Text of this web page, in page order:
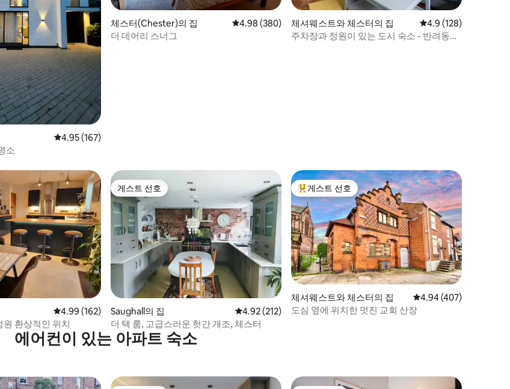
평점 4.95점(5점 만점), 후기 167개
4.95 (167)
소
체스터(Chester)의 집 평점 4.98점(5점 만점), 후기 380개
4.98 (380)
더 데어리 스너그
체셔웨스트와 체스터의 집 평점 4.9점(5점 만점),
4.9 (128)
주차장과 정원이 있는 도시 숙소 - 반려동물
평점 4.99점(5점 만점), 후기 162개
4.99 (162)
원 환상적인 위치
게스트 선호
게스트 선호
Saughall의 집 평점 4.92점(5점 만점), 후기 212개
4.92 (212)
더 택 룸, 고급스러운 헛간 개조, 체스터
상위 게스트 선호
게스트 선호
체셔웨스트와 체스터의 집 평점 4.94점(5점 만점),
4.94 (407)
도심 옆에 위치한 멋진 교회 산장
에어컨이 있는 아파트 숙소